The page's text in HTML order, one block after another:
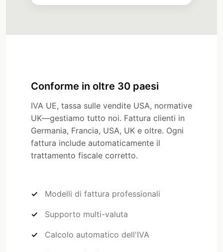
Conforme in oltre 30 paesi
IVA UE, tassa sulle vendite USA, normative
UK—gestiamo tutto noi. Fattura clienti in
Germania, Francia, USA, UK e oltre. Ogni
fattura include automaticamente il
trattamento fiscale corretto.
Modelli di fattura professionali
Supporto multi-valuta
Calcolo automatico dell'IVA